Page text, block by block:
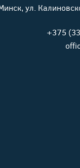
ул.
+375